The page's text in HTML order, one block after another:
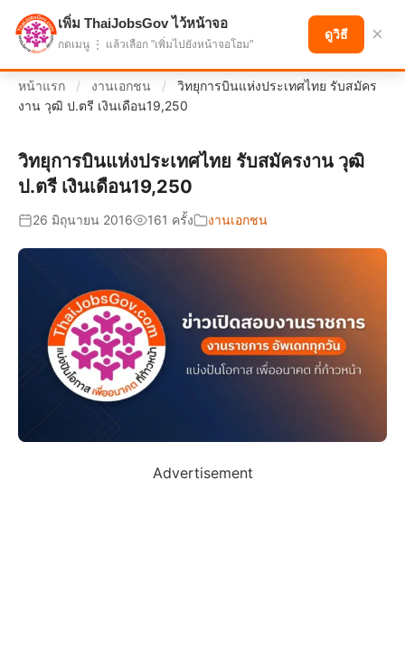
แบ่งปันโอกาส เพื่ออนาคตที่ก้าวหน้า
หน้าแรก / งานเอกชน /
วิทยุการบินแห่งประเทศไทย รับสมัคร
งาน วุฒิ ป.ตรี เงินเดือน19,250
วิทยุการบินแห่งประเทศไทย รับสมัครงาน วุฒิ
ป.ตรี เงินเดือน19,250
26 มิถุนายน 2016 161 ครั้ง งานเอกชน
Advertisement
เพิ่ม ThaiJobsGov ไว้หน้าจอ
กดเมนู ⋮ แล้วเลือก "เพิ่มไปยังหน้าจอโฮม"
ดูวิธี ×